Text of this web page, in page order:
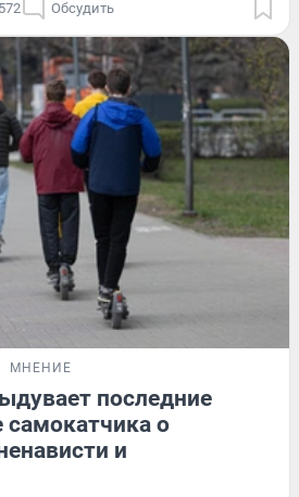
Обсудить
МНЕНИЕ
последние
самокатчика о
и